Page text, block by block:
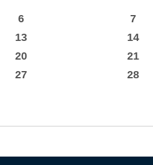
6 7
13 14
20 21
27 28